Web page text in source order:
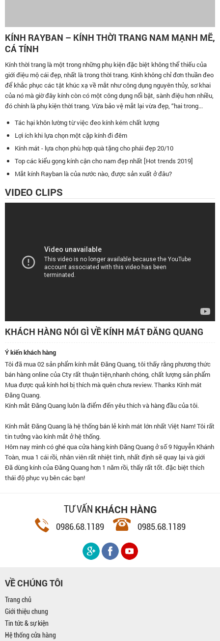
KÍNH RAYBAN – KÍNH THỜI TRANG NAM MẠNH MẼ,
CÁ TÍNH
Kính thời trang là một trong những phụ kiện đặc biệt không thể thiếu của
giới điệu mộ cái đẹp, nhất là trong thời trang. Kính không chỉ đơn thuần đeo
để khắc phục các tật khúc xạ về mắt như công dụng nguyên thủy, sơ khai
của nó mà giờ đây kính còn có một công dụng nổi bật, sành điệu hơn nhiều,
đó chính là phụ kiện thời trang. Vừa bảo vệ mắt lại vừa đẹp, “hai trong...
Tác hại khôn lường từ việc đeo kính kém chất lượng
Lợi ích khi lựa chọn một cặp kính đi đêm
Kính mát - lựa chọn phù hợp quà tặng cho phái đẹp 20/10
Top các kiểu gọng kính cận cho nam đẹp nhất [Hot trends 2019]
Mắt kính Rayban là của nước nào, được sản xuất ở đâu?
VIDEO CLIPS
KHÁCH HÀNG NÓI GÌ VỀ KÍNH MÁT ĐĂNG QUANG
Ý kiến khách hàng
Tôi đã mua 02 sản phẩm kính mắt Đăng Quang, tôi thấy rằng phương thức
bán hàng online của Cty rất thuận tiện,nhanh chóng, chất lượng sản phẩm
tốt, kính đeo rất mát mắt. Cảm ơn shop.
Mua được quả kính hơi bị thích mà quên chưa review. Thanks Kính mát
Đăng Quang.
Kính mắt Đăng Quang luôn là điểm đến yêu thích và hàng đầu của tôi.
Kính mắt Đăng Quang là hệ thống bán lẻ kính mát lớn nhất Việt Nam! Tôi rất
tin tưởng vào kính mắt ở hệ thống.
Hôm nay mình có ghé qua cửa hàng kính Đăng Quang ở số 9 Nguyễn Khánh
Toàn, mua 1 cái rồi, nhân viên rất nhiệt tình, nhất định sẽ quay lại và giới
thiệu bạn bè đến đây.
Đã dùng kính của Đăng Quang hơn 1 năm rồi, thấy rất tốt. đặc biệt thích
thái độ phục vụ bên các bạn!
TƯ VẤN KHÁCH HÀNG
0986.68.1189 0985.68.1189
VỀ CHÚNG TÔI
Trang chủ
Giới thiệu chung
Tin tức & sự kiện
Hệ thống cửa hàng